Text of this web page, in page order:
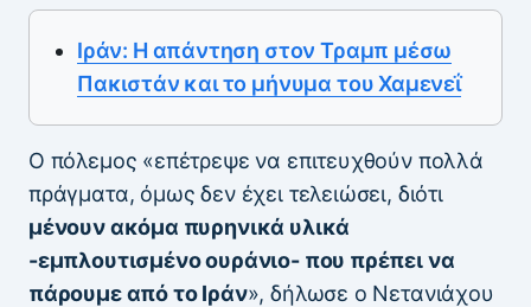
Ιράν: Η απάντηση στον Τραμπ μέσω
Πακιστάν και το μήνυμα του Χαμενεΐ
Ο πόλεμος «επέτρεψε να επιτευχθούν πολλά
πράγματα, όμως δεν έχει τελειώσει, διότι
μένουν ακόμα πυρηνικά υλικά
-εμπλουτισμένο ουράνιο- που πρέπει να
πάρουμε από το Ιράν», δήλωσε ο Νετανιάχου